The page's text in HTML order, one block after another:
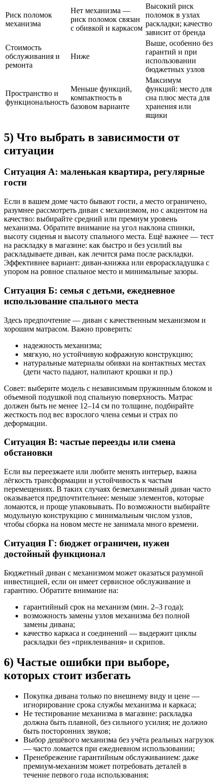
Риск поломок
механизма
Нет механизма —
риск поломок связан
с обивкой и каркасом
Высокий риск
поломок в узлах
раскладки; качество
зависит от бренда
Стоимость
обслуживания и
ремонта
Ниже
Выше, особенно без
гарантий и при
использовании
бюджетных узлов
Пространство и
функциональность
Меньше функций,
компактность в
базовом варианте
Максимум
функций: место для
сна плюс места для
хранения или
ящики
5) Что выбрать в зависимости от
ситуации
Ситуация А: маленькая квартира, регулярные
гости
Если в вашем доме часто бывают гости, а место ограничено,
разумнее рассмотреть диван с механизмом, но с акцентом на
качество: выбирайте средний или премиум уровень
механизма. Обратите внимание на угол наклона спинки,
высоту сиденья и высоту спального места. Ещё важнее — тест
на раскладку в магазине: как быстро и без усилий вы
раскладываете диван, как лечится рама после раскладки.
Эффективнее вариант: диван-книжка или еврораскладушка с
упором на ровное спальное место и минимальные зазоры.
Ситуация Б: семья с детьми, ежедневное
использование спального места
Здесь предпочтение — диван с качественным механизмом и
хорошим матрасом. Важно проверить:
надежность механизма;
мягкую, но устойчивую кофражную конструкцию;
натуральные материалы обивки на контактных местах
(дети часто падают, налипают крошки и пр.)
Совет: выберите модель с независимым пружинным блоком и
объемной подушкой под спальную поверхность. Матрас
должен быть не менее 12–14 см по толщине, подбирайте
жесткость под вес взрослого члена семьи и страх по
деформации.
Ситуация В: частые переезды или смена
обстановки
Если вы переезжаете или любите менять интерьер, важна
лёгкость трансформации и устойчивость к частым
перемещениях. В таких случаях безмеханизмный диван часто
оказывается предпочтительнее: меньше элементов, которые
ломаются, и проще упаковывать. По возможности выбирайте
модульную конструкцию с минимальным числом узлов,
чтобы сборка на новом месте не занимала много времени.
Ситуация Г: бюджет ограничен, нужен
достойный функционал
Бюджетный диван с механизмом может оказаться разумной
инвестицией, если он имеет сервисное обслуживание и
гарантию. Обратите внимание на:
гарантийный срок на механизм (мин. 2–3 года);
возможность замены узлов механизма без полной
замены дивана;
качество каркаса и соединений — выдержит циклы
раскладки без «приклеивания» и скрипов.
6) Частые ошибки при выборе,
которых стоит избегать
Покупка дивана только по внешнему виду и цене —
игнорирование срока службы механизма и каркаса;
Не тестирование механизма в магазине: раскладка
должна быть плавной, без сильного усилия; не должно
быть посторонних звуков;
Выбор дешёвого механизма без учёта реальных нагрузок
— часто ломается при ежедневном использовании;
Пренебрежение гарантийным обслуживанием: даже
премиум-механизм может потребовать деталей в
течение первого года использования;